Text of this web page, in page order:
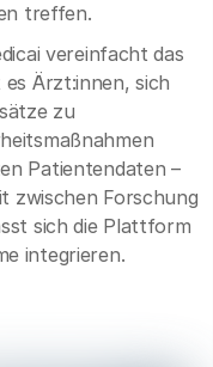
treffen.
vereinfacht das
Ärzt:innen, sich
zu
Patientendaten –
zwischen Forschung
sich die Plattform
integrieren.